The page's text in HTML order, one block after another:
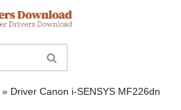
» Driver Canon i-SENSYS MF226dn